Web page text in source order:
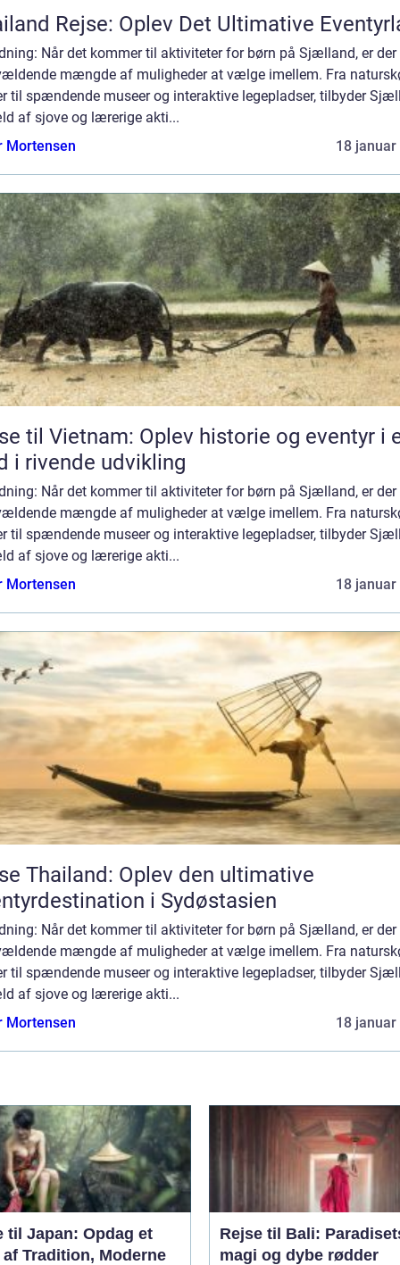
Rejse: Oplev Det Ultimative
Når det kommer til aktiviteter for børn på Sjælland, er der
mængde af muligheder at vælge imellem. Fra
til spændende museer og interaktive legepladser, tilbyder
af sjove og lærerige akti...
Mortensen
18 januar
til Vietnam: Oplev historie og eventyr i
i rivende udvikling
Når det kommer til aktiviteter for børn på Sjælland, er der
mængde af muligheder at vælge imellem. Fra
til spændende museer og interaktive legepladser, tilbyder
af sjove og lærerige akti...
Mortensen
18 januar
Thailand: Oplev den ultimative
i Sydøstasien
Når det kommer til aktiviteter for børn på Sjælland, er der
mængde af muligheder at vælge imellem. Fra
til spændende museer og interaktive legepladser, tilbyder
af sjove og lærerige akti...
Mortensen
18 januar
til Japan: Opdag et
Tradition, Moderne
Rejse til Bali:
magi og dybe rødder